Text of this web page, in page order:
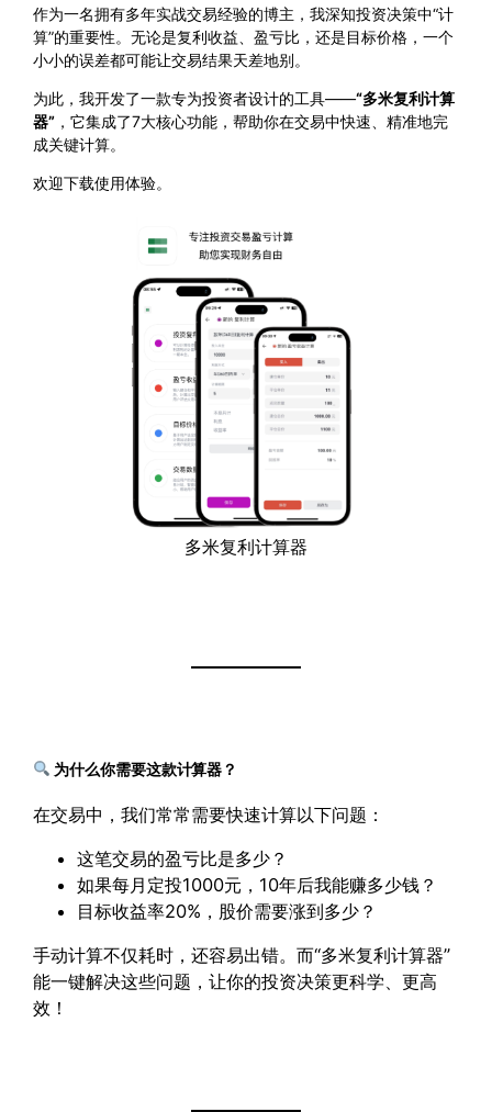
作为一名拥有多年实战交易经验的博主，我深知投资决策中“计
算”的重要性。无论是复利收益、盈亏比，还是目标价格，一个
小小的误差都可能让交易结果天差地别。
为此，我开发了一款专为投资者设计的工具——“多米复利计算
器” ，它集成了7大核心功能，帮助你在交易中快速、精准地完
成关键计算。
欢迎下载使用体验。
多米复利计算器
为什么你需要这款计算器？
在交易中，我们常常需要快速计算以下问题：
这笔交易的盈亏比是多少？
如果每月定投1000元，10年后我能赚多少钱？
目标收益率20%，股价需要涨到多少？
手动计算不仅耗时，还容易出错。而“多米复利计算器”
能一键解决这些问题，让你的投资决策更科学、更高
效！